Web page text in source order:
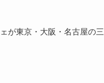
が東京・大阪・名古屋の三